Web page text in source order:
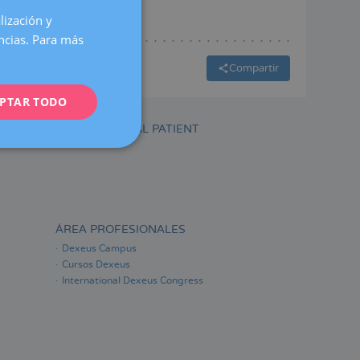
Compartir
INTERNATIONAL PATIENT
ÁREA PROFESIONALES
Dexeus Campus
Cursos Dexeus
International Dexeus Congress
CATALÀ
FRENCH
y
Para más
TODO